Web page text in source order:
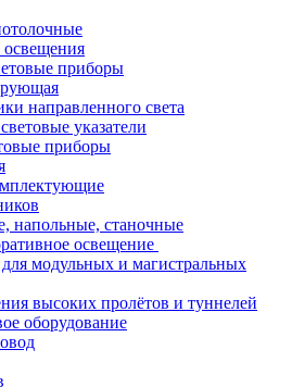
приборы
направленного света
указатели
приборы
напольные, станочные
освещение
модульных и магистральных
высоких пролётов и туннелей
оборудование